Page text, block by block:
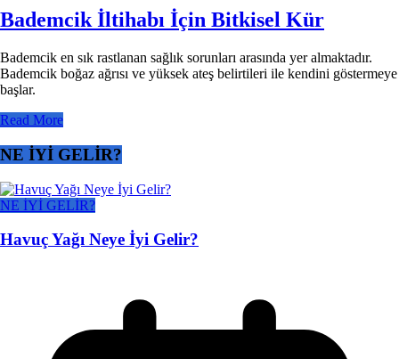
Bademcik İltihabı İçin Bitkisel Kür
Bademcik en sık rastlanan sağlık sorunları arasında yer almaktadır.
Bademcik boğaz ağrısı ve yüksek ateş belirtileri ile kendini göstermeye
başlar.
Read More
NE İYİ GELİR?
NE İYİ GELİR?
Havuç Yağı Neye İyi Gelir?